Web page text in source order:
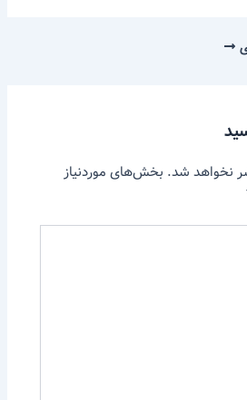
نخواهد شد. بخش‌های موردنیاز